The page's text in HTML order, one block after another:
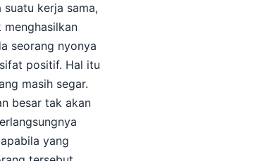
kerja sama,
seorang nyonya
positif. Hal itu
masih segar.
besar tak akan
yang